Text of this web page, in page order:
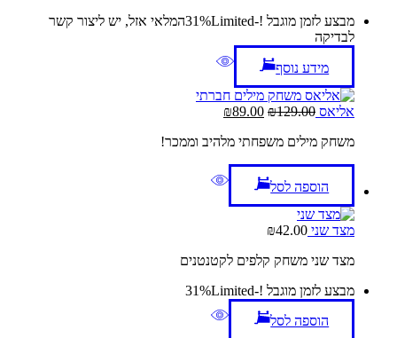
מבצע לזמן מוגבל !-31%
Limited
המלאי אזל, יש ליצור קשר
לבדיקה
מידע נוסף
אליאס ₪129.00
המחיר
היה:
₪89.00
הוא:
משחק מילים משפחתי מלהיב וממכר!
הוספה לסל
מצד שני ₪42.00
מצד שני משחק קלפים לקטנטנים
מבצע לזמן מוגבל !-31%
Limited
הוספה לסל